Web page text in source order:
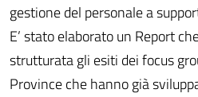
gestione del personale a
E’ stato elaborato un Report
strutturata gli esiti dei focus
Province che hanno già